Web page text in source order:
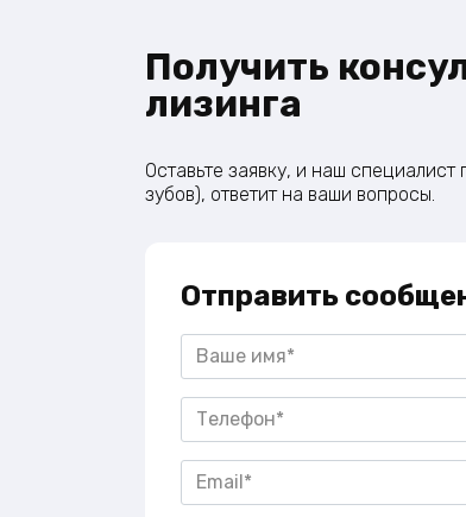
Получить
лизинга
Оставьте заявку, и наш
зубов), ответит на ваши вопросы.
Отправить